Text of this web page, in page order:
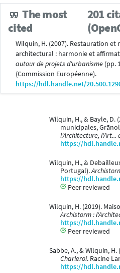
The most
cited
201
Wilquin, H. (2007). Restauration
architectural : harmonie et
autour de projets d'urbanisme (pp.
(Commission Européenne).
https://hdl.handle.net/
Wilquin, H., & Bayle, D.
municipales,
l'Architecture, l'Art...
https://
Wilquin, H., &
Portugal).
https://
Peer reviewed
Wilquin, H. (2019).
Archistorm :
https://
Peer reviewed
Sabbe, A., & Wilquin, H.
Charleroi. Racine
https://